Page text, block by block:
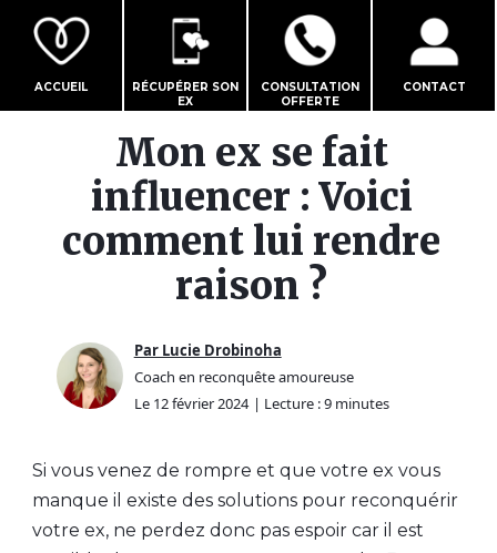
ACCUEIL
RÉCUPÉRER SON
EX
CONSULTATION
OFFERTE
CONTACT
Mon ex se fait
influencer : Voici
comment lui rendre
raison ?
Par Lucie Drobinoha
Coach en reconquête amoureuse
Le 12 février 2024 | Lecture : 9 minutes
Si vous venez de rompre et que votre ex vous
manque il existe des solutions pour reconquérir
votre ex, ne perdez donc pas espoir car il est